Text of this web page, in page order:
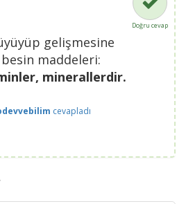
Doğru cevap
gelişmesine
maddeleri:
minerallerdir.
cevapladı